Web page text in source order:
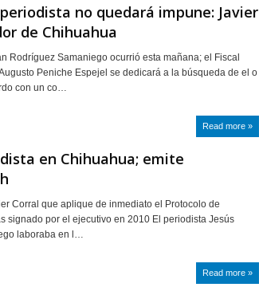
no quedará impune: Javier
de Chihuahua
Rodríguez Samaniego ocurrió esta mañana; el Fiscal
Peniche Espejel se dedicará a la búsqueda de el o
con un co…
Read more »
en Chihuahua; emite
Corral que aplique de inmediato el Protocolo de
signado por el ejecutivo en 2010 El periodista Jesús
laboraba en l…
Read more »